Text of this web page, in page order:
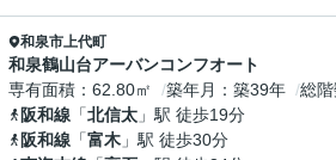
和泉市上代町
和泉鶴山台アーバンコンフオート
専有面積
62.80㎡ 築年月 築39年
総
阪和線 「北信太 」駅 徒歩19分
阪和線 「富木 」駅 徒歩30分